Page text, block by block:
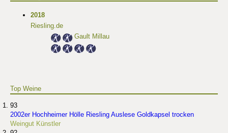
2018
Riesling.de
Gault Millau
Top Weine
93
2002er Hochheimer Hölle Riesling Auslese Goldkapsel trocken
Weingut Künstler